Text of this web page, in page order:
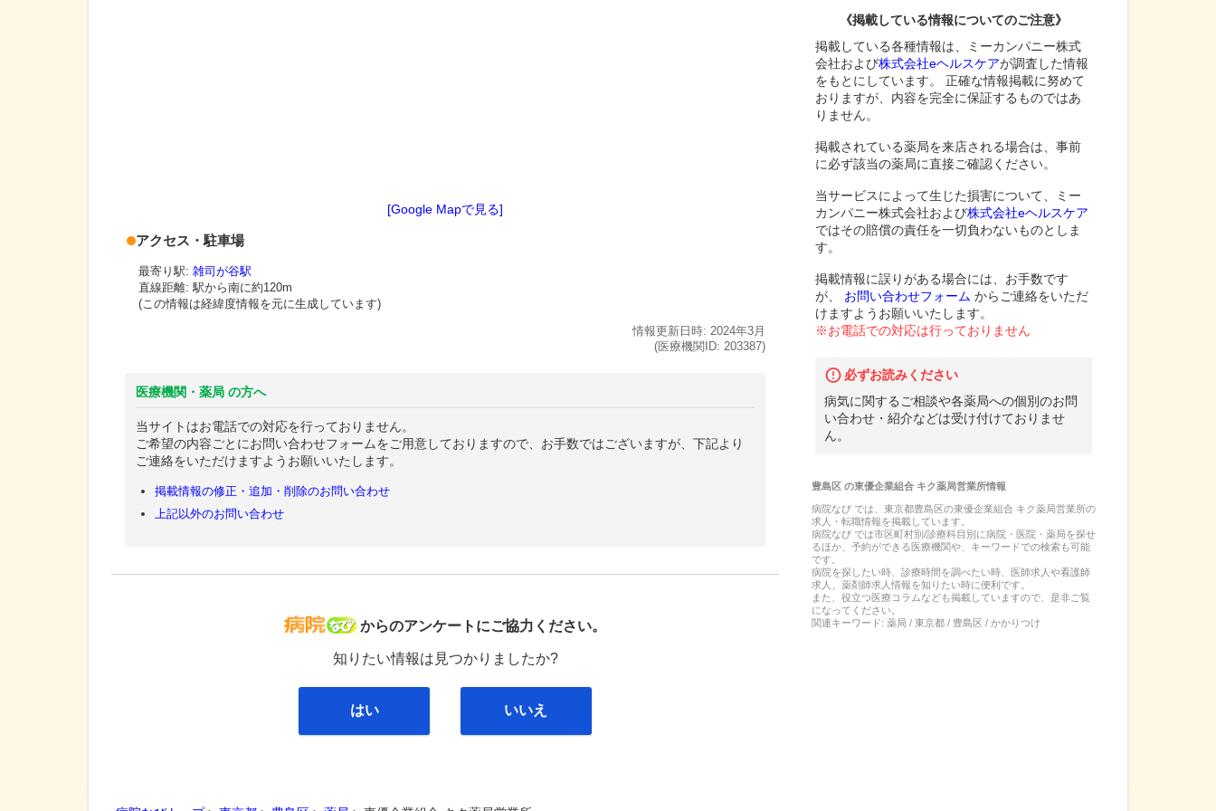
[Google Mapで見る]
アクセス・駐車場
最寄り駅: 雑司が谷駅
直線距離: 駅から南に約120m
(この情報は経緯度情報を元に生成しています)
情報更新日時: 2024年3月
(医療機関ID: 203387)
医療機関・薬局 の方へ
当サイトはお電話での対応を行っておりません。
ご希望の内容ごとにお問い合わせフォームをご用意しておりますので、お手数ではございますが、下記より
ご連絡をいただけますようお願いいたします。
掲載情報の修正・追加・削除のお問い合わせ
上記以外のお問い合わせ
病院なび
からのアンケートにご協力ください。
知りたい情報は見つかりましたか?
はい いいえ
《掲載している情報についてのご注意》
掲載している各種情報は、ミーカンパニー株式
会社および株式会社eヘルスケアが調査した情報
をもとにしています。 正確な情報掲載に努めて
おりますが、内容を完全に保証するものではあ
りません。
掲載されている薬局を来店される場合は、事前
に必ず該当の薬局に直接ご確認ください。
当サービスによって生じた損害について、ミー
カンパニー株式会社および株式会社eヘルスケア
ではその賠償の責任を一切負わないものとしま
す。
掲載情報に誤りがある場合には、お手数です
が、
お問い合わせフォーム からご連絡をいただ
けますようお願いいたします。
※お電話での対応は行っておりません
必ずお読みください
病気に関するご相談や各薬局への個別のお問
い合わせ・紹介などは受け付けておりませ
ん。
豊島区の東優企業組合 キク薬局営業所情報
病院なび では、 東京都豊島区の東優企業組合 キク薬局営業所の
求人・転職情報を掲載しています。
病院なび では市区町村別/診療科目別に病院・医院・薬局を探せ
るほか、予約ができる医療機関や、キーワードでの検索も可能
です。
病院を探したい時、診療時間を調べたい時、医師求人や看護師
求人、薬剤師求人情報を知りたい時に便利です。
また、役立つ医療コラムなども掲載していますので、是非ご覧
になってください。
関連キーワード: 薬局 / 東京都 / 豊島区 / かかりつけ